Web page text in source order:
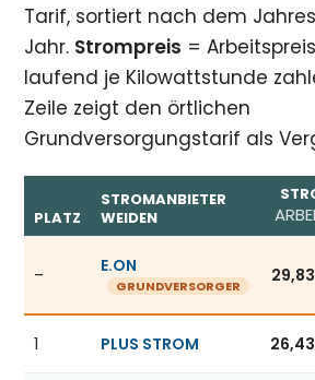
Tarif, sortiert nach dem
Jahr. Strompreis =
laufend je Kilowattstunde
Zeile zeigt den örtlichen
Grundversorgungstarif als
Günstigste Stromanbieter in
PLATZ
STROMANBIETER
WEIDEN
– E.ON
GRUNDVERSORGER
29,83
1 PLUS STROM 26,43